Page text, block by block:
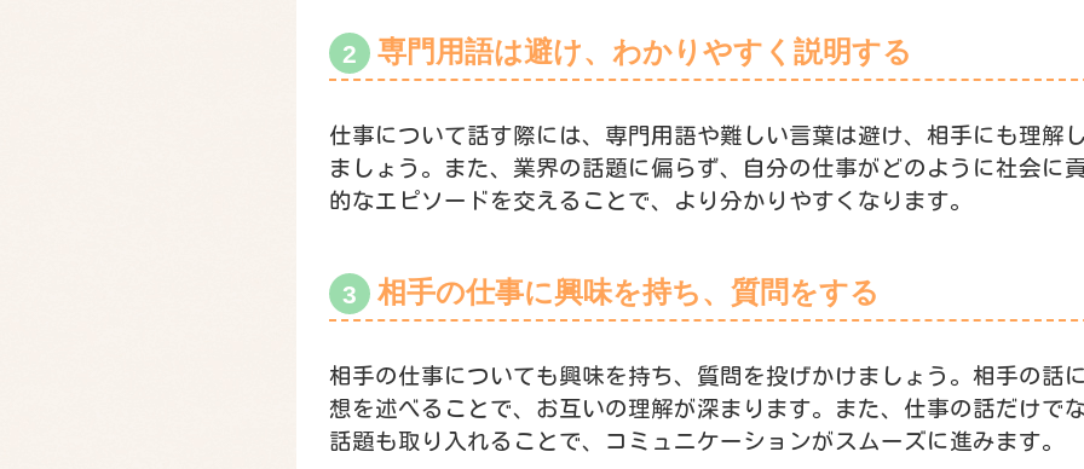
専門用語は避け、わかりやすく説明する
仕事について話す際には、専門用語や難しい言葉は避け、相手にも理解
ましょう。また、業界の話題に偏らず、自分の仕事がどのように社会に
的なエピソードを交えることで、より分かりやすくなります。
相手の仕事に興味を持ち、質問をする
相手の仕事についても興味を持ち、質問を投げかけましょう。相手の話
想を述べることで、お互いの理解が深まります。また、仕事の話だけで
話題も取り入れることで、コミュニケーションがスムーズに進みます。